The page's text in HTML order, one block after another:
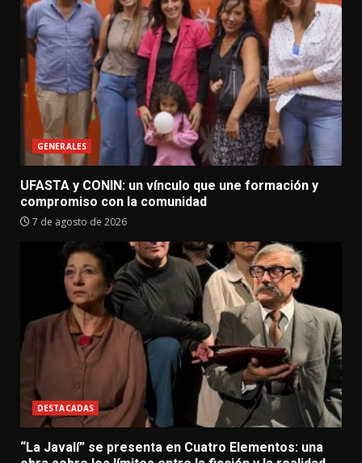
GENERALES
UFASTA y CONIN: un vínculo que une formación y
compromiso con la comunidad
7 de agosto de 2026
DESTACADAS
“La Javalí” se presenta en Cuatro Elementos: una